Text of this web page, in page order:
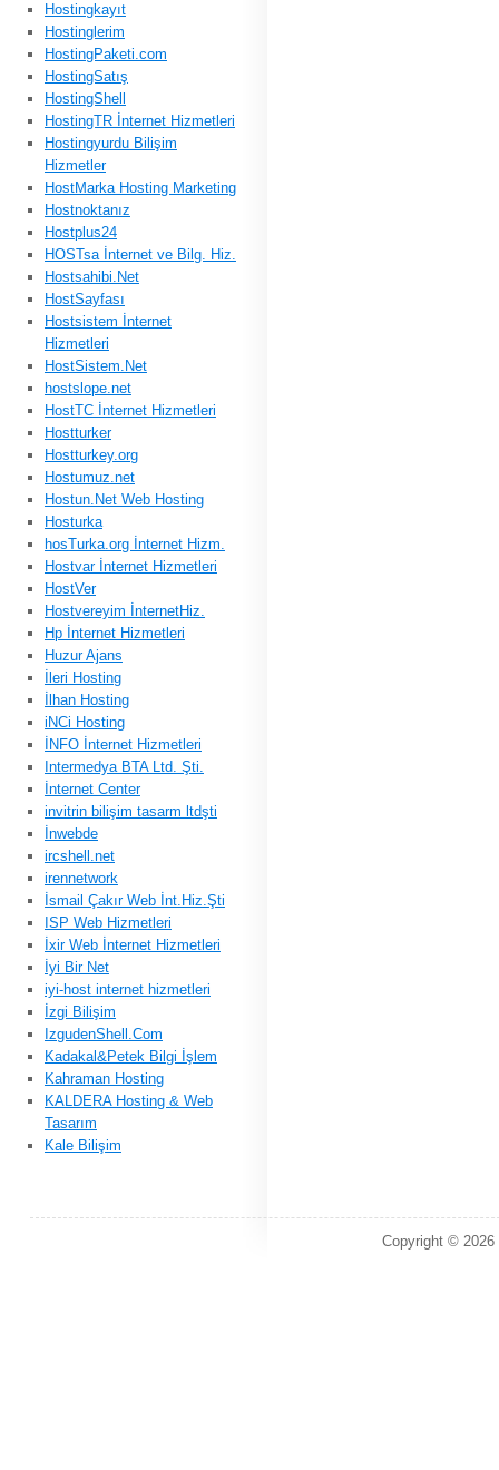
Hostingkayıt
Hostinglerim
HostingPaketi.com
HostingSatış
HostingShell
HostingTR İnternet Hizmetleri
Hostingyurdu Bilişim
Hizmetler
HostMarka Hosting Marketing
Hostnoktanız
Hostplus24
HOSTsa İnternet ve Bilg. Hiz.
Hostsahibi.Net
HostSayfası
Hostsistem İnternet
Hizmetleri
HostSistem.Net
hostslope.net
HostTC İnternet Hizmetleri
Hostturker
Hostturkey.org
Hostumuz.net
Hostun.Net Web Hosting
Hosturka
hosTurka.org İnternet Hizm.
Hostvar İnternet Hizmetleri
HostVer
Hostvereyim İnternetHiz.
Hp İnternet Hizmetleri
Huzur Ajans
İleri Hosting
İlhan Hosting
iNCi Hosting
İNFO İnternet Hizmetleri
Intermedya BTA Ltd. Şti.
İnternet Center
invitrin bilişim tasarm ltdşti
İnwebde
ircshell.net
irennetwork
İsmail Çakır Web İnt.Hiz.Şti
ISP Web Hizmetleri
İxir Web İnternet Hizmetleri
İyi Bir Net
iyi-host internet hizmetleri
İzgi Bilişim
IzgudenShell.Com
Kadakal&Petek Bilgi İşlem
Kahraman Hosting
KALDERA Hosting & Web
Tasarım
Kale Bilişim
Copyright ©